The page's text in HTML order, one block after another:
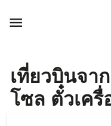

เที่ยวบินจา
โซล ตั๋วเค